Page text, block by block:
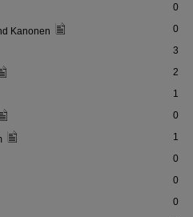
0
Kanonen 0
3
2
1
0
1
0
0
0